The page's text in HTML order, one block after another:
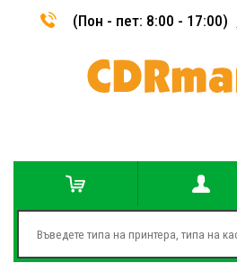
(Пон - пет: 8:00 - 17:00)